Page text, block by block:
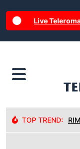
Live
TOP TREND: